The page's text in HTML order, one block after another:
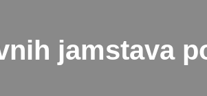
jamstava